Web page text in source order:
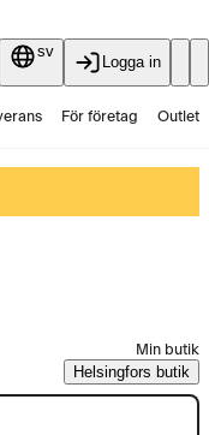
sv
Logga in
För företag Outlet
Min butik
Helsingfors butik